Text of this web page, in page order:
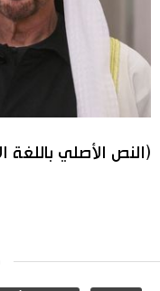
(النص الأصلي باللغة